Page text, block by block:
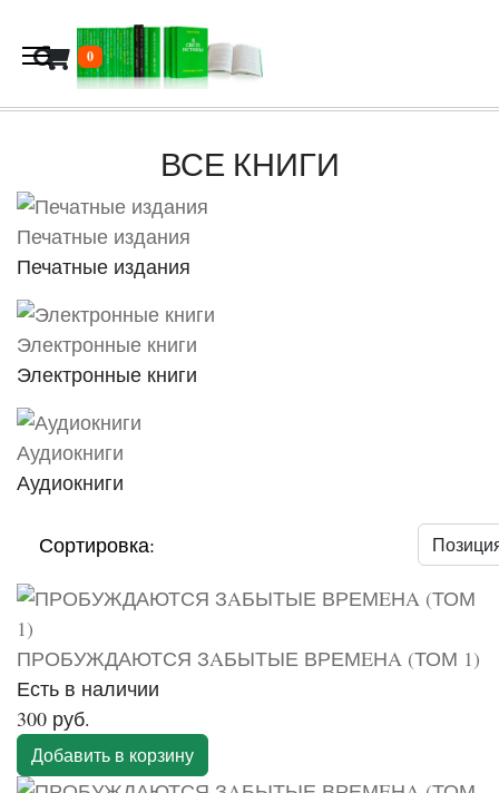
0В корзину
ВСЕ КНИГИ
Печатные издания
Печатные издания
Электронные книги
Электронные книги
Аудиокниги
Аудиокниги
Сортировка:
ПРОБУЖДАЮТСЯ ЗAБЫТЫЕ ВРЕМEНA (ТОМ 1)
Есть в наличии
300 руб.
Добавить в корзину